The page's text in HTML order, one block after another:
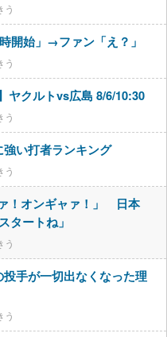
う
開始」→ファン「え？」
う
ヤクルトvs広島 8/6/10:30
う
い打者ランキング
う
！オンギャァ！」 日本
タートね」
う
手が一切出なくなった理
う